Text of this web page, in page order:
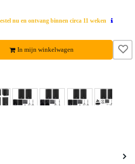
nu en ontvang binnen circa 11 weken
In mijn winkelwagen